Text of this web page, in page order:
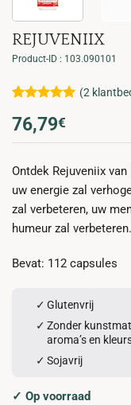
REJUVENIIX
Product-ID : 103.090101
5op 5
gebaseerd
(2
76,79€
Ontdek Rejuveniix
uw energie zal
zal verbeteren, uw
humeur zal verbeteren.
Bevat: 112 capsules
Glutenvrij
Zonder
aroma’s en
Sojavrij
✓ Op voorraad